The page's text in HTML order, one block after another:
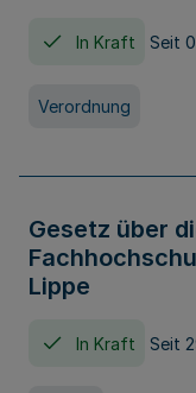
In Kraft Seit
Verordnung
Gesetz über
Lippe
In Kraft Seit